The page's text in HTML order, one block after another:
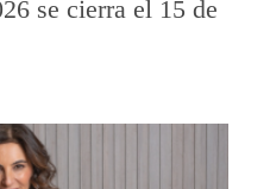
se cierra el 15 de